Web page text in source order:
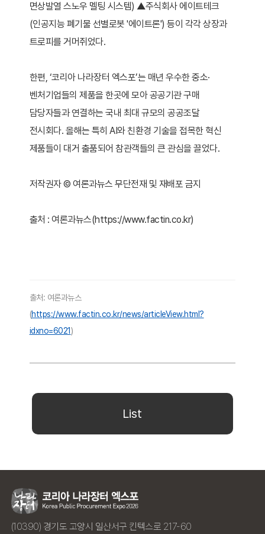
면상발열 스노우 멜팅 시스템) ▲주식회사 에이트테크
(인공지능 폐기물 선별로봇 '에이트론') 등이 각각 상장과
트로피를 거머쥐었다.
한편, ‘코리아 나라장터 엑스포’는 매년 우수한 중소·
벤처기업들의 제품을 한곳에 모아 공공기관 구매
담당자들과 연결하는 국내 최대 규모의 공공조달
전시회다. 올해는 특히 AI와 친환경 기술을 접목한 혁신
제품들이 대거 출품되어 참관객들의 큰 관심을 끌었다.
저작권자 © 여론과뉴스 무단전재 및 재배포 금지
출처 : 여론과뉴스(https://www.factin.co.kr)
출처: 여론과뉴스
(https://www.factin.co.kr/news/articleView.html?
idxno=6021)
List
(10390) 경기도 고양시 일산서구 킨텍스로 217-60